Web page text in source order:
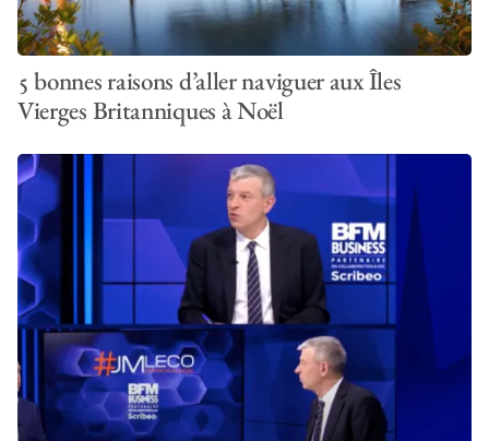
5 bonnes raisons d’aller naviguer aux Îles
Vierges Britanniques à Noël